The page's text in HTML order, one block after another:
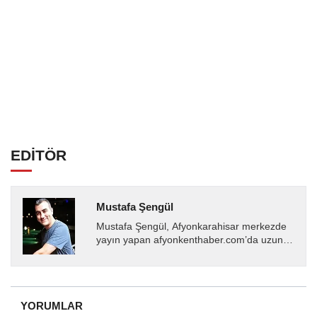
EDİTÖR
Mustafa Şengül
Mustafa Şengül, Afyonkarahisar merkezde
yayın yapan afyonkenthaber.com’da uzun
almakta, haber akışı...
YORUMLAR